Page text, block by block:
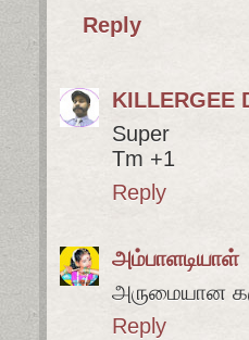
Reply
KILLERGEE
Super
Tm +1
Reply
அம்பாளடியாள்
அருமையான
Reply